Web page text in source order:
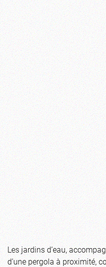
Les jardins d’eau,
d’une pergola à proximité,